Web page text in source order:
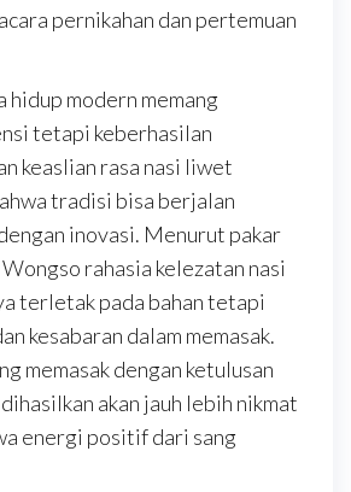
pernikahan dan pertemuan
hidup modern memang
tetapi keberhasilan
keaslian rasa nasi liwet
tradisi bisa berjalan
inovasi. Menurut pakar
rahasia kelezatan nasi
terletak pada bahan tetapi
kesabaran dalam memasak.
memasak dengan ketulusan
akan jauh lebih nikmat
energi positif dari sang